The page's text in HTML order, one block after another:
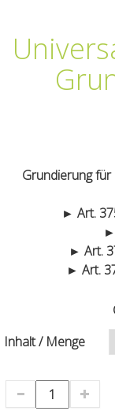
Grundierung
► Art.
► Art.
► Art.
Inhalt / Menge